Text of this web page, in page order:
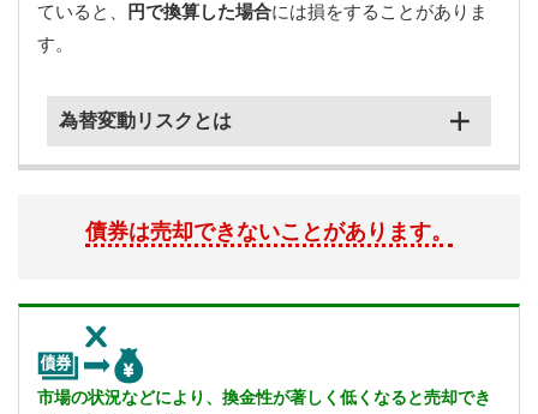
ていると、
円で換算した場合には損をすることがありま
す。
為替変動リスクとは
債券は売却できないことがあります。
市場の状況などにより、換金性が著しく低くなると売却でき